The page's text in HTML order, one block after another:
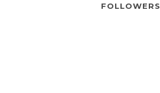
FOLLOWERS